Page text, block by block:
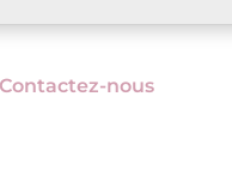
Contactez-nous